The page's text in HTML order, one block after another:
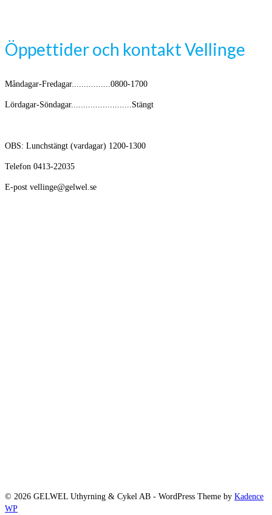
Öppettider och kontakt Vellinge
Måndagar-Fredagar................0800-1700
Lördagar-Söndagar.........................Stängt
OBS: Lunchstängt (vardagar) 1200-1300
Telefon 0413-22035
E-post vellinge@gelwel.se
© 2026 GELWEL Uthyrning & Cykel AB - WordPress Theme by Kadence
WP